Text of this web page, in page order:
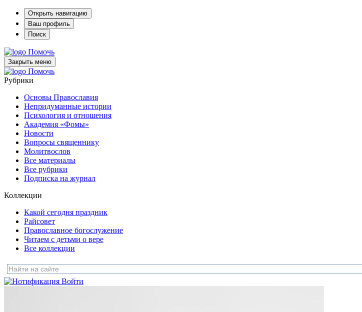
Открыть навигацию
Ваш профиль
Поиск
Помочь
Закрыть меню
Помочь
Рубрики
Основы Православия
Непридуманные истории
Психология и отношения
Академия «Фомы»
Новости
Вопросы священнику
Молитвослов
Все материалы
Все рубрики
Подписка на журнал
Коллекции
Какой сегодня праздник
Райсовет
Православное богослужение
Читаем с детьми о вере
Все коллекции
Войти